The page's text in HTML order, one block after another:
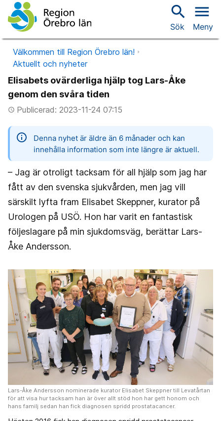
search
Sök
menu
Meny
Välkommen till Region Örebro län!
Aktuellt och nyheter
Elisabets ovärderliga hjälp tog Lars-Åke
genom den svåra tiden
access_timePublicerad: 2023-11-24 07:15
information
Denna nyhet är äldre än 6 månader och kan
innehålla information som inte längre är aktuell.
– Jag är otroligt tacksam för all hjälp som jag har
fått av den svenska sjukvården, men jag vill
särskilt lyfta fram Elisabet Skeppner, kurator på
Urologen på USÖ. Hon har varit en fantastisk
följeslagare på min sjukdomsväg, berättar Lars-
Åke Andersson.
Lars-Åke Andersson nominerade kurator Elisabet Skeppner till Levatårtan
för att visa hur tacksam han är över allt stöd hon har gett honom och
hans familj sedan han fick diagnosen spridd prostatacancer.